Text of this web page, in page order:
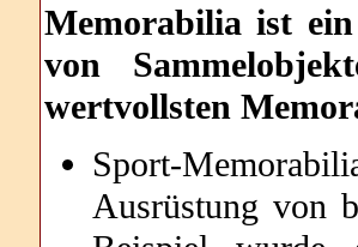
Memorabilia ist
von
wertvollsten
Sport-
Ausrüstung von